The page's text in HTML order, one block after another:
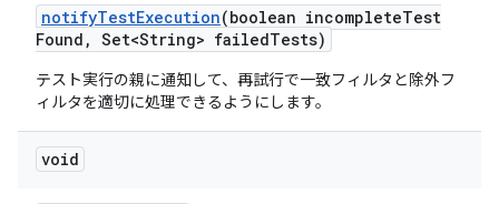
notifyTestExecution(boolean incompleteTest
Found , Set<String> failedTests)
テスト実行の親に通知して、再試行で一致フィルタと除外フ
ィルタを適切に処理できるようにします。
void